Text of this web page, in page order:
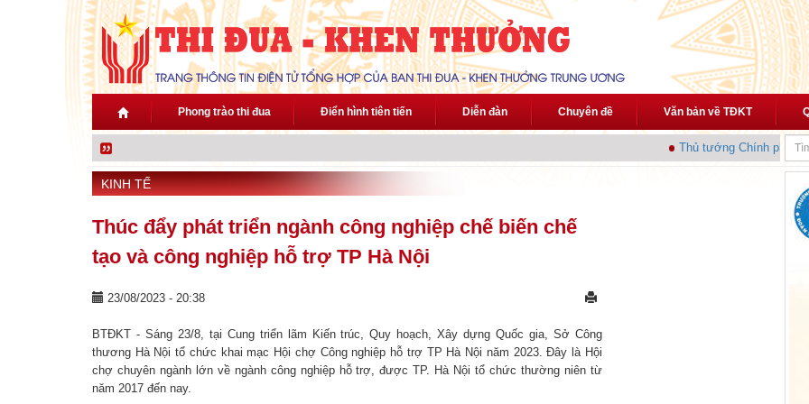
Nhảy đến nội dung
Phong trào thi đua Điển hình tiên tiến Diễn đàn Chuyên đề Văn bản về TĐKT
Thủ tướng Chính phủ
KINH TẾ
Thúc đẩy phát triển ngành công nghiệp chế biến chế
tạo và công nghiệp hỗ trợ TP Hà Nội
23/08/2023 - 20:38
BTĐKT - Sáng 23/8, tại Cung triển lãm Kiến trúc, Quy hoạch, Xây dựng Quốc gia, Sở Công
thương Hà Nội tổ chức khai mạc Hội chợ Công nghiệp hỗ trợ TP Hà Nội năm 2023. Đây là Hội
chợ chuyên ngành lớn về ngành công nghiệp hỗ trợ, được TP. Hà Nội tổ chức thường niên từ
năm 2017 đến nay.